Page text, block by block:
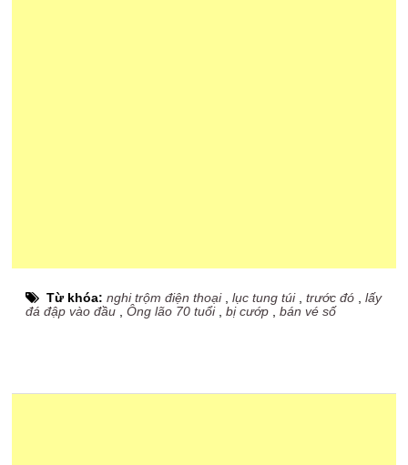
Từ khóa:nghi trộm điện thoại,lục tung túi,trước đó ,lấy
đá đập vào đầu ,Ông lão 70 tuổi,bị cướp ,bán vé số